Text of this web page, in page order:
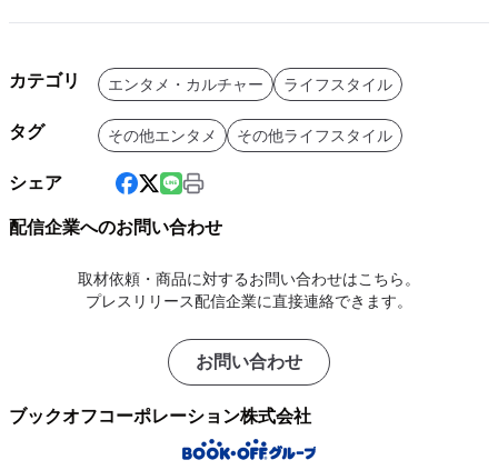
カテゴリ エンタメ・カルチャー ライフスタイル
タグ その他エンタメ その他ライフスタイル
シェア
配信企業へのお問い合わせ
取材依頼・商品に対するお問い合わせはこちら。
プレスリリース配信企業に直接連絡できます。
お問い合わせ
ブックオフコーポレーション株式会社